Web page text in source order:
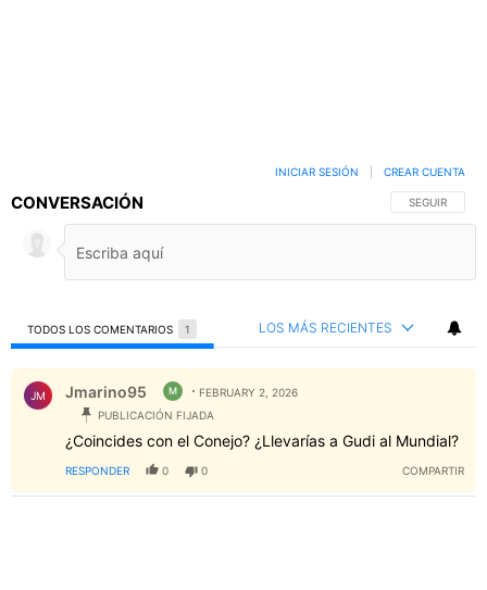
CONVERSACIÓN SIGA ESTA
SEGUIR
INICIAR SESIÓN CREAR CUENTA
TODOS LOS COMENTARIOS 1 LOS MÁS RECIENTES
Todos los comentarios
Comentario de Jmarino95.
JM Jmarino95 M
FEBRUARY 2, 2026
PUBLICACIÓN FIJADA
¿Coincides con el Conejo? ¿Llevarías a Gudi al Mundial?
RESPONDER 0 0 COMPARTIR